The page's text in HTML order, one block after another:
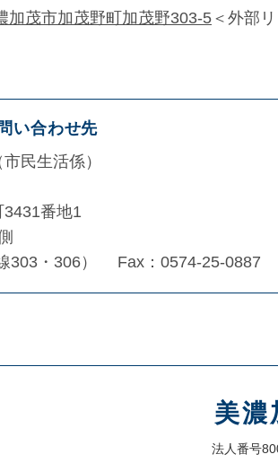
加茂市加茂野町加茂野303-5 ＜外部
い合わせ先
市民生活係
番地1
303・306）
Fax：0574-25-0887
美濃
法人番号